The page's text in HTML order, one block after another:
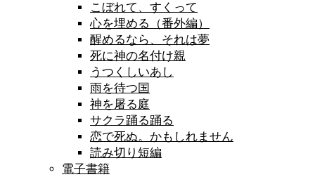
こぼれて、すくって
心を埋める（番外編）
醒めるなら、それは夢
死に神の名付け親
うつくしいあし
雨を待つ国
神を屠る庭
サクラ踊る踊る
恋で死ぬ。かもしれません
読み切り短編
電子書籍